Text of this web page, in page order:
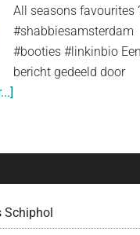
All seasons favourites
#shabbiesamsterdam
#booties #linkinbio Een
bericht gedeeld door
liefde
Schiphol